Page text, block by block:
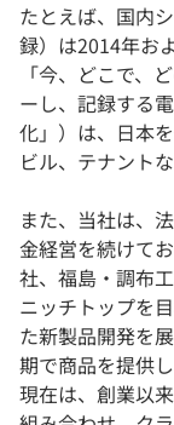
たとえば、国内
録）は2014年お
「今、どこで、
ーし、記録する
化」）は、日本
ビル、テナント
また、当社は、
金経営を続けて
社、福島・調布
ニッチトップを
た新製品開発を
期で商品を提供
現在は、創業以